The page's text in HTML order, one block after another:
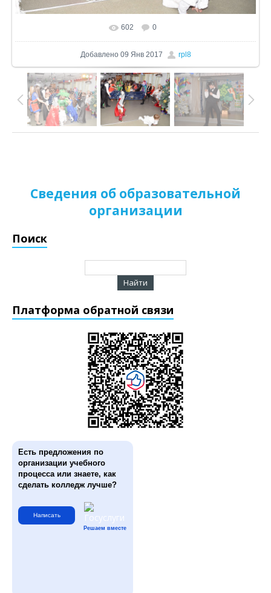
В реальном размере 1024x733
602 0
Добавлено09 Янв 2017 rpl8
Сведения об образовательной
организации
Поиск
Платформа обратной связи
Есть предложения по
организации учебного
процесса или знаете, как
сделать колледж лучше?
Написать
Решаем вместе